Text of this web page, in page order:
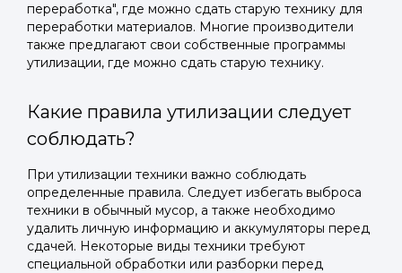
переработка", где можно сдать старую технику для
переработки материалов. Многие производители
также предлагают свои собственные программы
утилизации, где можно сдать старую технику.
Какие правила утилизации следует
соблюдать?
При утилизации техники важно соблюдать
определенные правила. Следует избегать выброса
техники в обычный мусор, а также необходимо
удалить личную информацию и аккумуляторы перед
сдачей. Некоторые виды техники требуют
специальной обработки или разборки перед